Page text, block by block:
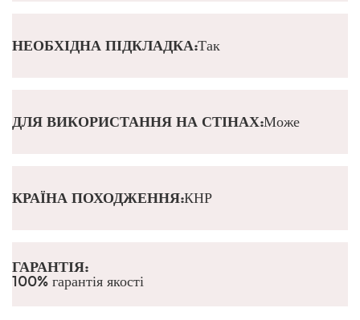
НЕОБХІДНА ПІДКЛАДКА:Так
ДЛЯ ВИКОРИСТАННЯ НА СТІНАХ:Може
КРАЇНА ПОХОДЖЕННЯ:КНР
ГАРАНТІЯ:
100% гарантія якості